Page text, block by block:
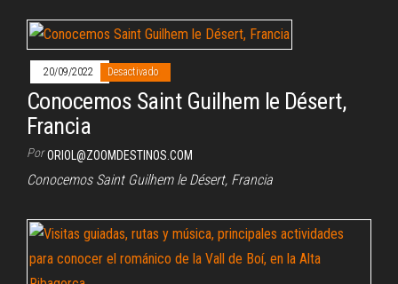
20/09/2022 Desactivado
Conocemos Saint Guilhem le Désert,
Francia
Por ORIOL@ZOOMDESTINOS.COM
Conocemos Saint Guilhem le Désert, Francia